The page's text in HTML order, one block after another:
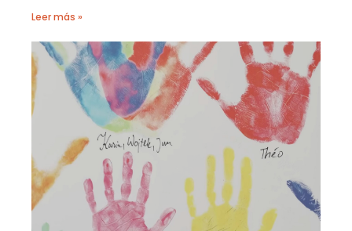
Leer más »